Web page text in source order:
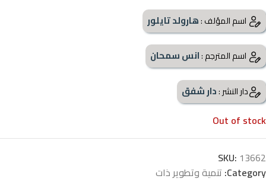
اسم المؤلف :هارولد تايلور
اسم المترجم :انس سمحان
دار النشر :دار شفق
Out of stock
SKU: 13662
Category: تنمية وتطوير ذات